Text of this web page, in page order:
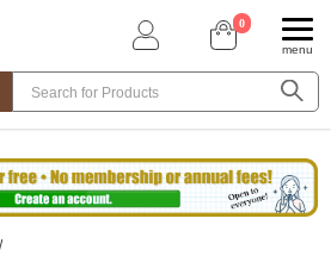
0
menu
/